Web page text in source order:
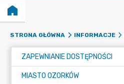
STRONA GŁÓWNA INFORMACJE
ZAPEWNIANIE DOSTĘPNOŚCI
MIASTO OZORKÓW